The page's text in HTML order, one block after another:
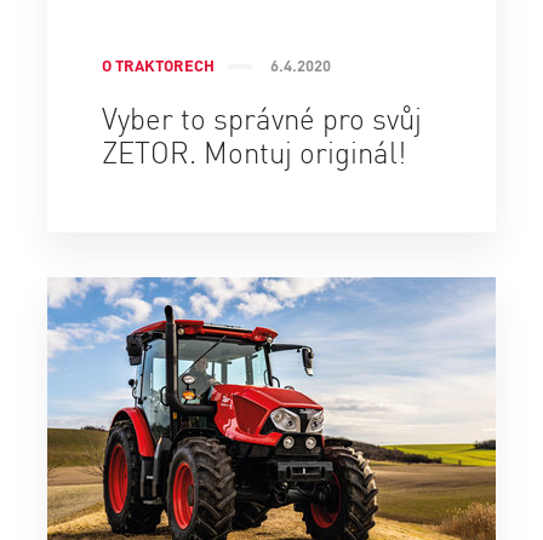
O TRAKTORECH 6.4.2020
Vyber to správné pro svůj
ZETOR. Montuj originál!